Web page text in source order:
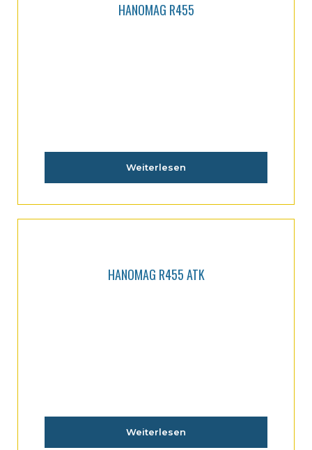
HANOMAG R455
Weiterlesen
HANOMAG R455 ATK
Weiterlesen